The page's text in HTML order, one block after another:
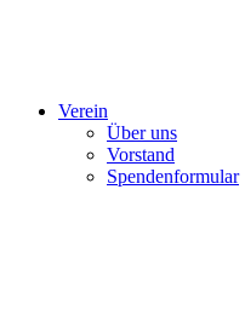
Verein
Über uns
Vorstand
Spendenformular